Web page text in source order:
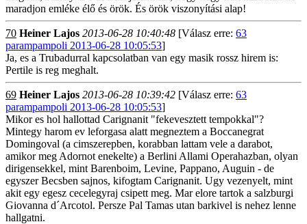
maradjon emléke élő és örök. És örök viszonyítási alap!
70 Heiner Lajos 2013-06-28 10:40:48 [Válasz erre: 63
parampampoli 2013-06-28 10:05:53]
Ja, es a Trubadurral kapcsolatban van egy masik rossz hirem is:
Pertile is reg meghalt.
69 Heiner Lajos 2013-06-28 10:39:42 [Válasz erre: 63
parampampoli 2013-06-28 10:05:53]
Mikor es hol hallottad Carignanit "fekevesztett tempokkal"?
Mintegy harom ev leforgasa alatt megneztem a Boccanegrat
Domingoval (a cimszerepben, korabban lattam vele a darabot,
amikor meg Adornot enekelte) a Berlini Allami Operahazban, olyan
dirigensekkel, mint Barenboim, Levine, Pappano, Auguin - de
egyszer Becsben sajnos, kifogtam Carignanit. Ugy vezenyelt, mint
akit egy egesz cecelegyraj csipett meg. Mar elore tartok a salzburgi
Giovanna d´Arcotol. Persze Pal Tamas utan barkivel is nehez lenne
hallgatni.